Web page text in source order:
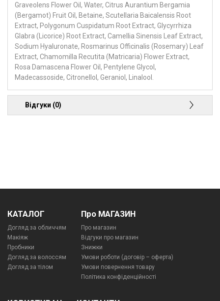
Graveolens Flower Oil, Water, Citrus Aurantium Bergamia
(Bergamot) Fruit Oil, Betaine, Scutellaria Baicalensis Root
Extract, Polygonum Cuspidatum Root Extract, Glycyrrhiza
Glabra (Licorice) Root Extract, Camellia Sinensis Leaf Extract,
Sodium Hyaluronate, Rosmarinus Officinalis (Rosemary) Leaf
Extract, Chamomilla Recutita (Matricaria) Flower Extract,
Rosa Damascena Flower Oil, Pentylene Glycol,
Madecassoside, Citronellol, Geraniol, Linalool.
Відгуки (0)
КАТАЛОГ
Догляд за обличчям
Макіяж
Пробники
Догляд за волоссям
Догляд за тілом
Про МАГАЗИН
Про магазин
Відгуки про магазин
Знижки
Умови роботи (договір – оферта)
Умови повернення товару
Політика конфіденційності